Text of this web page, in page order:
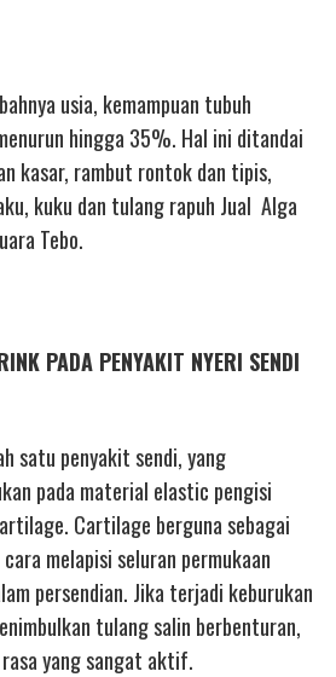
usia, kemampuan tubuh
hingga 35%. Hal ini ditandai
kasar, rambut rontok dan tipis,
kuku dan tulang rapuh Jual Alga
Tebo.
PADA PENYAKIT NYERI SENDI
satu penyakit sendi, yang
pada material elastic pengisi
Cartilage berguna sebagai
melapisi seluran permukaan
persendian. Jika terjadi keburukan
tulang salin berbenturan,
yang sangat aktif.